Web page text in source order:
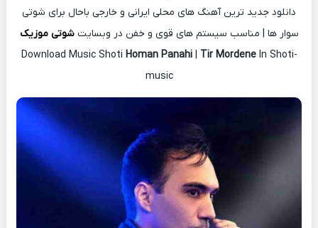
دانلود جدید ترین آهنگ های محلی ایرانی و خارجی باحال برای شوتی
سوار ها | مناسب سیستم های قوی و خفن در وبسایتشوتی موزیک
Download Music Shoti Homan Panahi| Tir MordeneIn Shoti-
music